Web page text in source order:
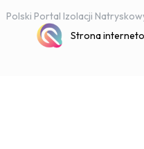
Polski Portal Izolacji
Strona